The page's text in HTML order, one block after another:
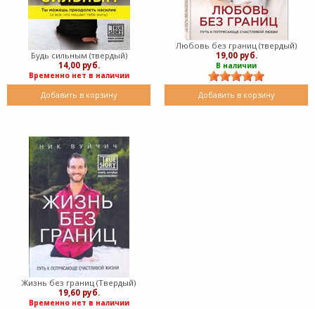
Будь сильным (твердый)
14,00 руб.
Временно нет в наличии
Добавить в корзину
Любовь без границ (твердый)
19,00 руб.
В наличии
Добавить в корзину
Жизнь без границ (Твердый)
19,60 руб.
Временно нет в наличии